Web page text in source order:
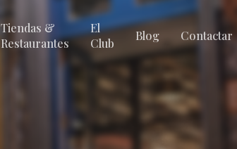
Tiendas &
Restaurantes
El
Club
Blog Contactar